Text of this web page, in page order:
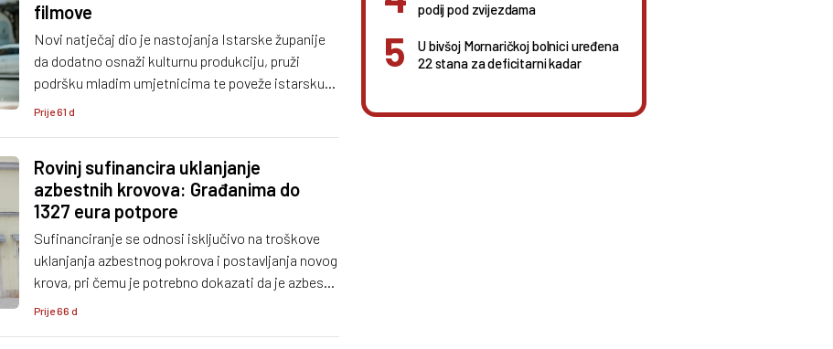
filmove
Novi natječaj dio je nastojanja Istarske županije
da dodatno osnaži kulturnu produkciju, pruži
podršku mladim umjetnicima te poveže istarsku
kulturnu scenu s nacionalnim i međunarodnim
Prije 61 d
Rovinj sufinancira uklanjanje
azbestnih krovova: Građanima do
1327 eura potpore
Sufinanciranje se odnosi isključivo na troškove
uklanjanja azbestnog pokrova i postavljanja novog
krova, pri čemu je potrebno dokazati da je azbest
zbrinut na propisan način putem ovlaštenog
Prije 66 d
podij pod zvijezdama
U bivšoj Mornaričkoj bolnici uređena
22 stana za deficitarni kadar